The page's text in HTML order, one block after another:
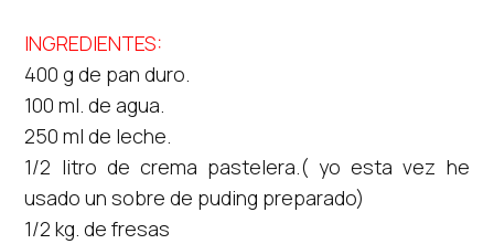
INGREDIENTES:
400 g de pan duro.
100 ml. de agua.
250 ml de leche.
1/2 litro de crema pastelera.( yo esta vez he
usado un sobre de puding preparado)
1/2 kg. de fresas